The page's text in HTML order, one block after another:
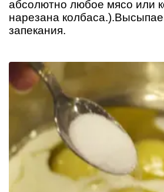
абсолютно любое мясо или
нарезана
запекания.